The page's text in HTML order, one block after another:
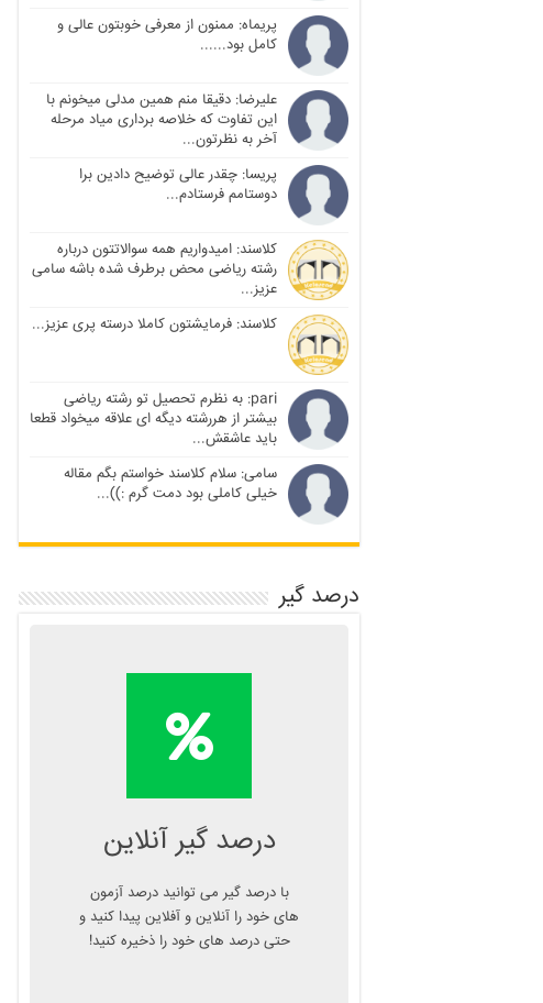
پریماه: ممنون از معرفی خوبتون عالی و
کامل بود......
علیرضا: دقیقا منم همین مدلی میخونم با
این تفاوت که خلاصه برداری میاد مرحله
آخر به نظرتون...
پریسا: چقدر عالی توضیح دادین برا
دوستامم فرستادم...
کلاسند: امیدواریم همه سوالاتتون درباره
رشته ریاضی محض برطرف شده باشه سامی
عزیز...
کلاسند: فرمایشتون کاملا درسته پری عزیز...
pari: به نظرم تحصیل تو رشته ریاضی
بیشتر از هررشته دیگه ای علاقه میخواد قطعا
باید عاشقش...
سامی: سلام کلاسند خواستم بگم مقاله
خیلی کاملی بود دمت گرم :))...
درصد گیر
درصد گیر آنلاین
با درصد گیر می توانید درصد آزمون
های خود را آنلاین و آفلاین پیدا کنید و
حتی درصد های خود را ذخیره کنید!
محاسبه آنلاین
درصد یا دانلود